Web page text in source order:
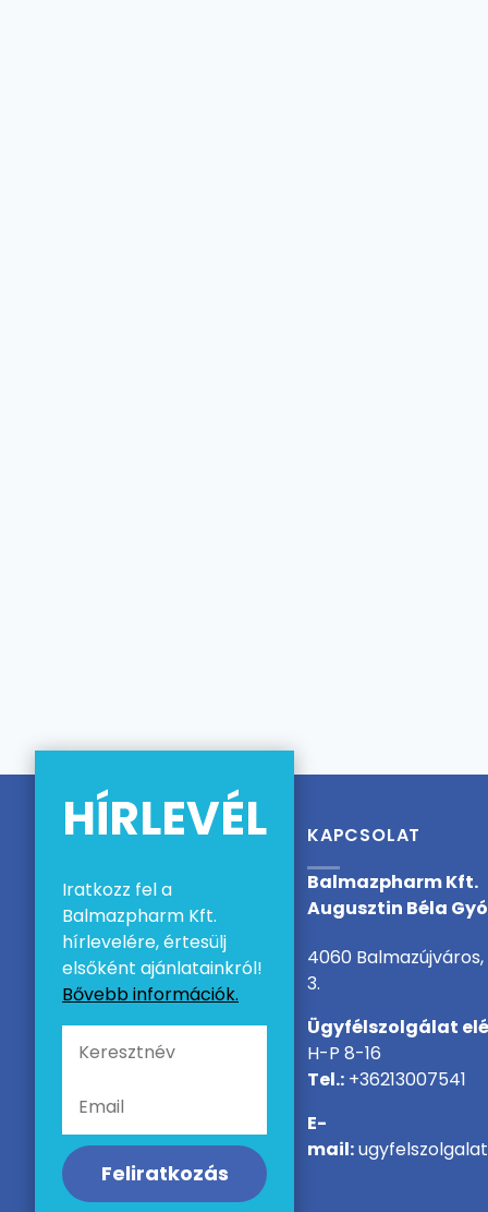
HÍRLEVÉL
Iratkozz fel a
Balmazpharm Kft.
hírlevelére, értesülj
elsőként ajánlatainkról!
Bővebb információk.
Feliratkozás
KAPCSOLAT
Balmazpharm Kft.
Augusztin Béla
4060 Balmazújváros,
3.
Ügyfélszolgálat
H-P 8-16
Tel.: +36213007541
E-
mail: